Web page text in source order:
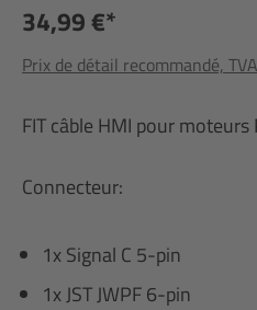
34,99 €*
Prix de détail recommandé,
FIT câble HMI pour moteurs
Connecteur:
1x Signal C 5-pin
1x JST JWPF 6-pin